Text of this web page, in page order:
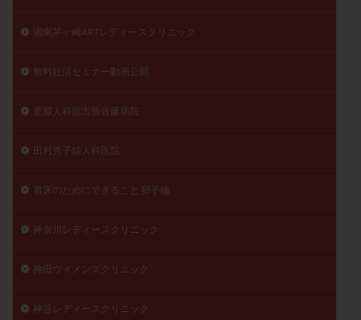
湘南茅ヶ崎ARTレディースクリニック
無料妊活セミナー動画公開
産婦人科舘出張佐藤病院
田村秀子婦人科医院
着床のためにできること 卵子編
神奈川レディースクリニック
神田ウィメンズクリニック
神谷レディースクリニック